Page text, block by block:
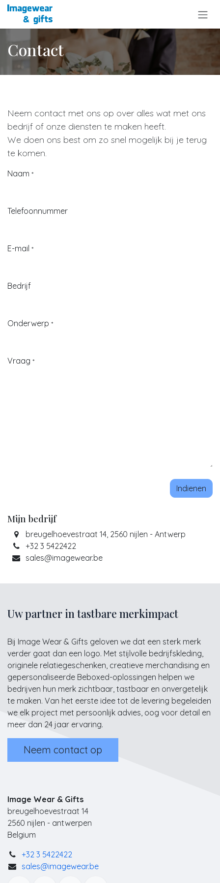
Overslaan naar inhoud
Contact
Neem contact met ons op over alles wat met ons
bedrijf of onze diensten te maken heeft.
We doen ons best om zo snel mogelijk bij je terug
te komen.
Naam *
Telefoonnummer
E-mail *
Bedrijf
Onderwerp *
Vraag *
Indienen
Mijn bedrijf
breugelhoevestraat 14, 2560 nijlen - Antwerp
+32 3 5422422
sales@imagewear.be
Uw partner in tastbare merkimpact
Bij Image Wear & Gifts geloven we dat een sterk merk
verder gaat dan een logo. Met stijlvolle bedrijfskleding,
originele relatiegeschenken, creatieve merchandising en
gepersonaliseerde Beboxed-oplossingen helpen we
bedrijven hun merk zichtbaar, tastbaar en onvergetelijk
te maken. Van het eerste idee tot de levering begeleiden
we elk project met persoonlijk advies, oog voor detail en
meer dan 24 jaar ervaring.
Neem contact op
Image Wear & Gifts
breugelhoevestraat 14
2560 nijlen - antwerpen
Belgium
+32 3 5422422
sales@imagewear.be